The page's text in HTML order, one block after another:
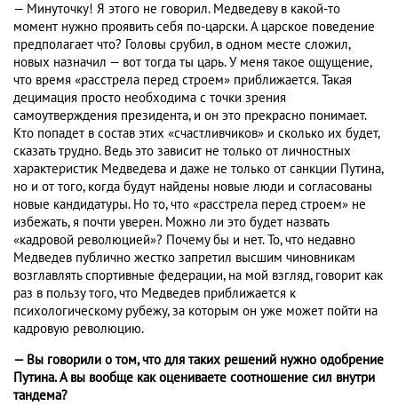
— Минуточку! Я этого не говорил. Медведеву в какой-то
момент нужно проявить себя по-царски. А царское поведение
предполагает что? Головы срубил, в одном месте сложил,
новых назначил — вот тогда ты царь. У меня такое ощущение,
что время «расстрела перед строем» приближается. Такая
децимация просто необходима с точки зрения
самоутверждения президента, и он это прекрасно понимает.
Кто попадет в состав этих «счастливчиков» и сколько их будет,
сказать трудно. Ведь это зависит не только от личностных
характеристик Медведева и даже не только от санкции Путина,
но и от того, когда будут найдены новые люди и согласованы
новые кандидатуры. Но то, что «расстрела перед строем» не
избежать, я почти уверен. Можно ли это будет назвать
«кадровой революцией»? Почему бы и нет. То, что недавно
Медведев публично жестко запретил высшим чиновникам
возглавлять спортивные федерации, на мой взгляд, говорит как
раз в пользу того, что Медведев приближается к
психологическому рубежу, за которым он уже может пойти на
кадровую революцию.
— Вы говорили о том, что для таких решений нужно одобрение
Путина. А вы вообще как оцениваете соотношение сил внутри
тандема?